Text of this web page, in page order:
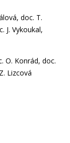
doc. T.
J. Vykoukal,
O. Konrád, doc.
Lizcová